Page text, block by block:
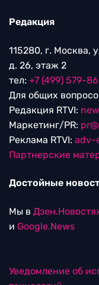
Редакция
115280, г. Москва,
д. 26, этаж 2
тел: +7 (499) 579-
Для общих
Редакция RTVI:
Маркетинг/PR:
Реклама RTVI: adv-
Партнерские
Достойные
Мы в
и Google.News
Уведомление об